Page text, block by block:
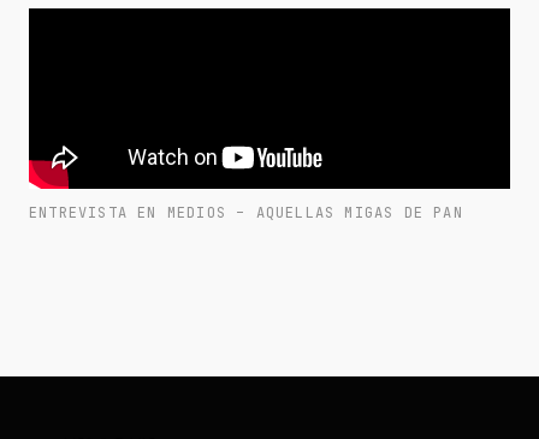
ENTREVISTA EN MEDIOS – AQUELLAS MIGAS DE PAN